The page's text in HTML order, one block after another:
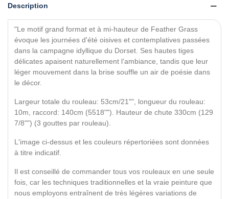
Description
"Le motif grand format et à mi-hauteur de Feather Grass
évoque les journées d'été oisives et contemplatives passées
dans la campagne idyllique du Dorset. Ses hautes tiges
délicates apaisent naturellement l’ambiance, tandis que leur
léger mouvement dans la brise souffle un air de poésie dans
le décor.
Largeur totale du rouleau: 53cm/21"", longueur du rouleau:
10m, raccord: 140cm (5518""). Hauteur de chute 330cm (129
7/8"") (3 gouttes par rouleau).
L'image ci-dessus et les couleurs répertoriées sont données
à titre indicatif.
Il est conseillé de commander tous vos rouleaux en une seule
fois, car les techniques traditionnelles et la vraie peinture que
nous employons entraînent de très légères variations de